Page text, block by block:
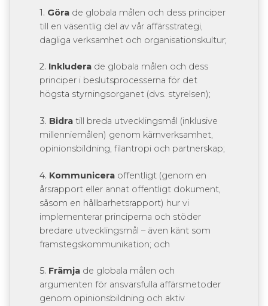
1. Göra de globala målen och dess principer
till en väsentlig del av vår affärsstrategi,
dagliga verksamhet och organisationskultur;
2. Inkludera de globala målen och dess
principer i beslutsprocesserna för det
högsta styrningsorganet (dvs. styrelsen);
3. Bidra till breda utvecklingsmål (inklusive
millenniemålen) genom kärnverksamhet,
opinionsbildning, filantropi och partnerskap;
4. Kommunicera offentligt (genom en
årsrapport eller annat offentligt dokument,
såsom en hållbarhetsrapport) hur vi
implementerar principerna och stöder
bredare utvecklingsmål – även känt som
framstegskommunikation; och
5. Främja de globala målen och
argumenten för ansvarsfulla affärsmetoder
genom opinionsbildning och aktiv